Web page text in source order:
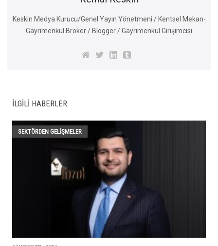
Keskin Medya Kurucu/Genel Yayın Yönetmeni / Kentsel Mekan-
Gayrimenkul Broker / Blogger / Gayrimenkul Girişimcisi
İLGILI HABERLER
SEKTÖRDEN GELIŞMELER